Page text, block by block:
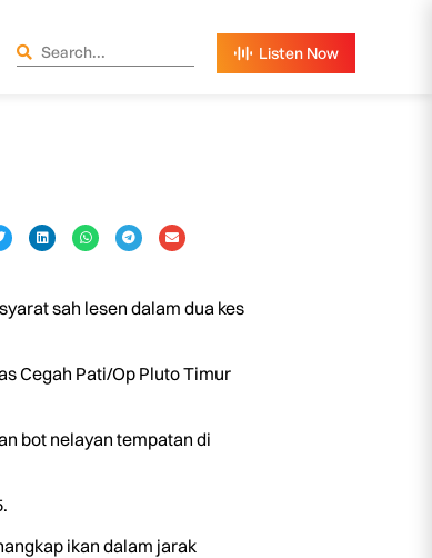
sah lesen dalam dua kes
Cegah Pati/Op Pluto Timur
bot nelayan tempatan di
ikan dalam jarak